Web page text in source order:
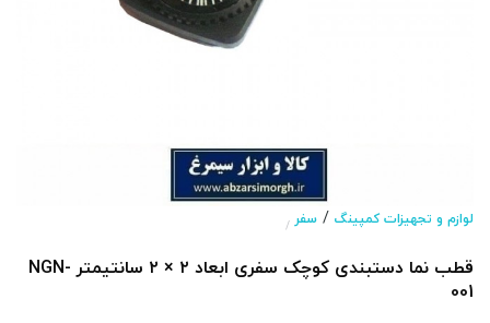
لوازم و تجهیزات کمپینگ / سفر /
قطب نما دستبندی کوچک سفری ابعاد ۲ × ۲ سانتیمتر NGN-
001